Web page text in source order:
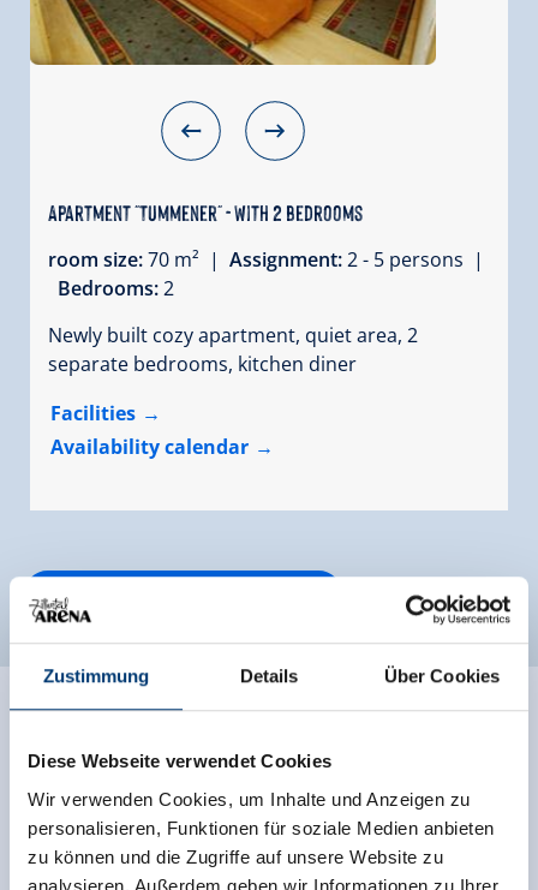
Zustimmung Details Über Cookies
Diese Webseite verwendet Cookies
Wir verwenden Cookies, um Inhalte und Anzeigen zu
personalisieren, Funktionen für soziale Medien anbieten
zu können und die Zugriffe auf unsere Website zu
analysieren. Außerdem geben wir Informationen zu Ihrer
Apartment "Tummener" - with 2 bedrooms
room size:70 m² | Assignment:2 - 5 persons |
Bedrooms:2
Newly built cozy apartment, quiet area, 2
separate bedrooms, kitchen diner
Facilities
Availability calendar
more rooms and apartments